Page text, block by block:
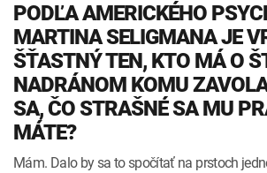
PODĽA AMERICKÉHO
MARTINA SELIGMANA JE
ŠŤASTNÝ TEN, KTO MÁ O
NADRÁNOM KOMU
SA, ČO STRAŠNÉ SA MU
MÁTE?
Mám. Dalo by sa to spočítať na prstoch